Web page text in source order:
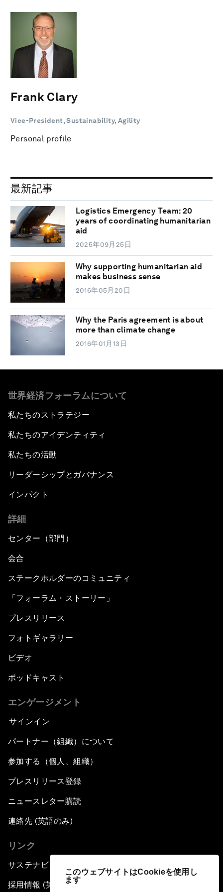
このウェブサイトはCookieを使用し
ます
Frank Clary
Vice-President, Sustainability, Agility
Personal profile
最新記事
Logistics Emergency Team: 20
years of coordinating humanitarian
aid
2025年09月25日
Why supporting humanitarian aid
makes business sense
2016年05月20日
Why the Paris agreement is about
more than climate change
2016年01月13日
世界経済フォーラムについて
私たちのストラテジー
私たちのアイデンティティ
私たちの活動
リーダーシップとガバナンス
インパクト
詳細
センター（部門）
会合
ステークホルダーのコミュニティ
「フォーラム・ストーリー」
プレスリリース
フォトギャラリー
ビデオ
ポッドキャスト
エンゲージメント
サインイン
パートナー（組織）について
参加する（個人、組織）
プレスリリース登録
ニュースレター購読
連絡先 (英語のみ)
リンク
サステナビリティへの取り組み
採用情報 (英語のみ)